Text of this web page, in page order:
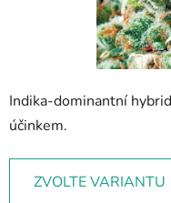
Indika-dominantní
účinkem.
ZVOLTE VARIANTU